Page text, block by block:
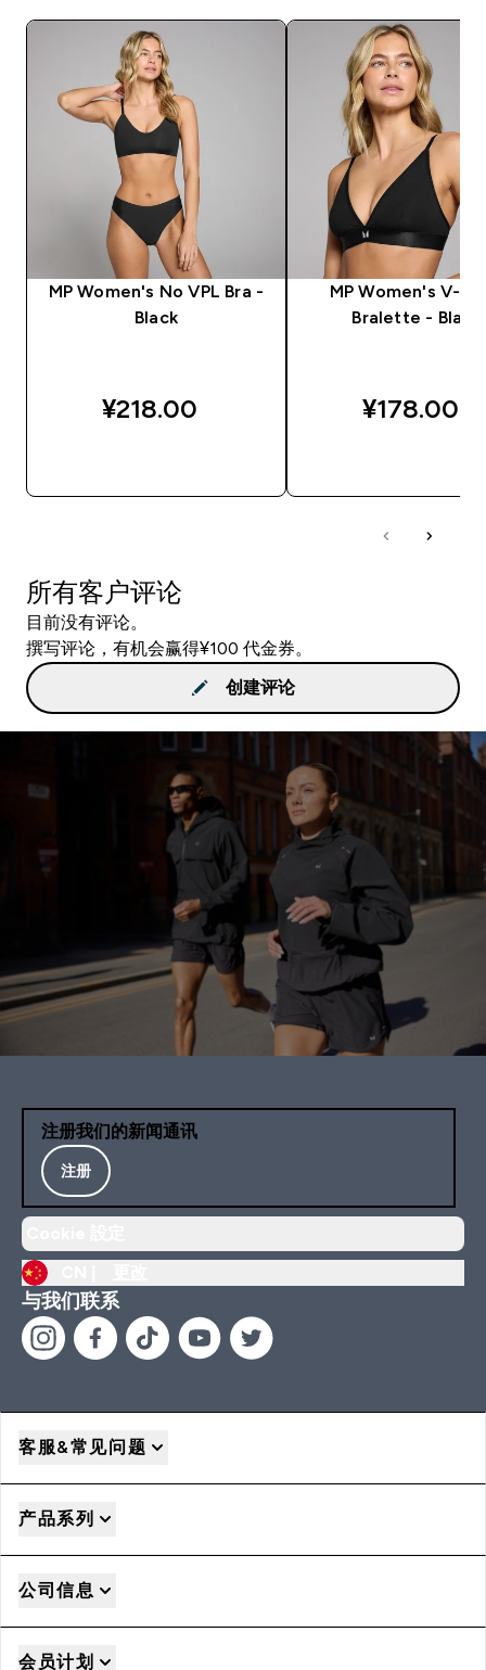
MP Women's No VPL Bra -
Black
¥218.00‎
MP Women's V-
Bralette - Black
¥178.00‎
所有客户评论
目前没有评论。
撰写评论，有机会赢得¥100 代金券。
创建评论
注册我们的新闻通讯
注册
与我们联系
客服&常见问题
产品系列
公司信息
会员计划